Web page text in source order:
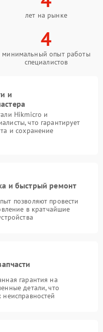
лет на рынке
4
минимальный опыт работы
специалистов
и
Hikmicro и
что гарантирует
и сохранение
и быстрый ремонт
позволяют провести
в кратчайшие
гарантия на
детали, что